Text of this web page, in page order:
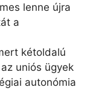
lenne újra
a
kétoldalú
uniós ügyek
autonómia